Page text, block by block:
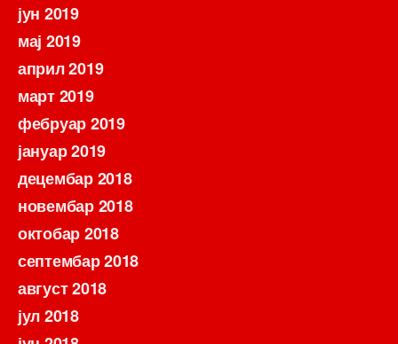
јун 2019
мај 2019
април 2019
март 2019
фебруар 2019
јануар 2019
децембар 2018
новембар 2018
октобар 2018
септембар 2018
август 2018
јул 2018